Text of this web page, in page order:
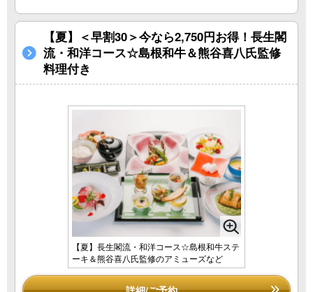
【夏】＜早割30＞今なら2,750円お得！長生閣
流・和洋コース☆島根和牛＆熊谷喜八氏監修
料理付き
【夏】長生閣流・和洋コース☆島根和牛ステ
ーキ＆熊谷喜八氏監修のアミューズなど